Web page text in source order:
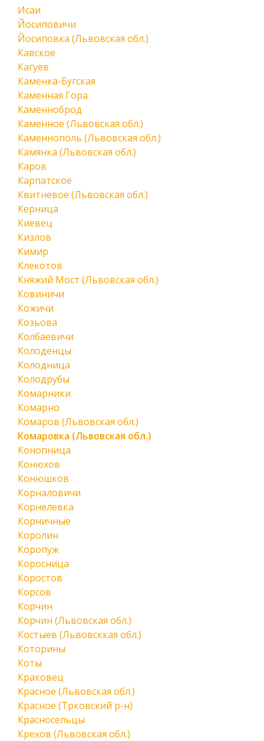
Исаи
Йосиповичи
Йосиповка (Львовская обл.)
Кавское
Кагуев
Каменка-Бугская
Каменная Гора
Каменноброд
Каменное (Львовская обл.)
Каменнополь (Львовская обл.)
Камянка (Львовская обл.)
Каров
Карпатское
Квитневое (Львовская обл.)
Керница
Киевец
Кизлов
Кимир
Клекотов
Княжий Мост (Львовская обл.)
Ковиничи
Кожичи
Козьова
Колбаевичи
Колоденцы
Колодница
Колодрубы
Комарники
Комарно
Комаров (Львовская обл.)
Комаровка (Львовская обл.)
Конопница
Конюхов
Конюшков
Корналовичи
Корнелевка
Корничные
Королин
Коропуж
Коросница
Коростов
Корсов
Корчин
Корчин (Львовская обл.)
Костыев (Львовсккая обл.)
Которины
Коты
Краковец
Красное (Львовская обл.)
Красное (Трковский р-н)
Красносельцы
Крехов (Львовская обл.)